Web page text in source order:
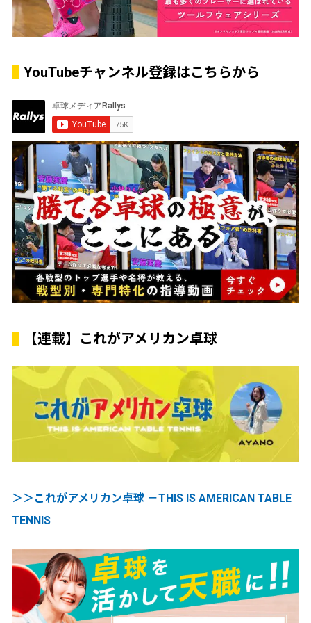
YouTubeチャンネル登録はこちらから
【連載】これがアメリカン卓球
＞＞これがアメリカン卓球 －THIS IS AMERICAN TABLE
TENNIS